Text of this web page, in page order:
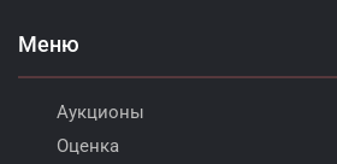
Меню
Аукционы
Оценка